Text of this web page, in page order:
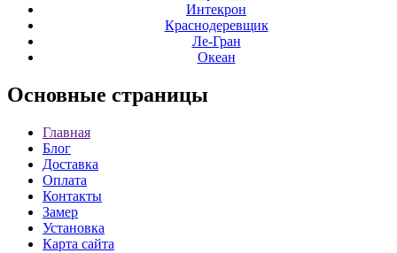
Интекрон
Краснодеревщик
Ле-Гран
Океан
Основные страницы
Главная
Блог
Доставка
Оплата
Контакты
Замер
Установка
Карта сайта